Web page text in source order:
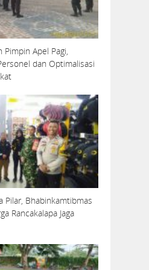
Apel Pagi,
dan Optimalisasi
Pilar, Bhabinkamtibmas
Rancakalapa Jaga